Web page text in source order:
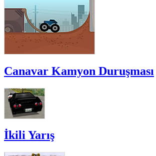
Canavar Kamyon Duruşması
İkili Yarış